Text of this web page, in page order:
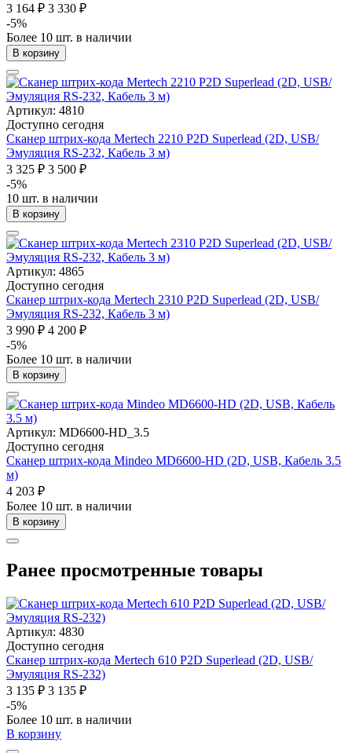
3 164 ₽ 3 330 ₽
-5%
Более 10 шт. в наличии
В корзину
Артикул: 4810
Доступно сегодня
Сканер штрих-кода Mertech 2210 P2D Superlead (2D, USB/
Эмуляция RS-232, Кабель 3 м)
3 325 ₽ 3 500 ₽
-5%
10 шт. в наличии
В корзину
Артикул: 4865
Доступно сегодня
Сканер штрих-кода Mertech 2310 P2D Superlead (2D, USB/
Эмуляция RS-232, Кабель 3 м)
3 990 ₽ 4 200 ₽
-5%
Более 10 шт. в наличии
В корзину
Артикул: MD6600-HD_3.5
Доступно сегодня
Сканер штрих-кода Mindeo MD6600-HD (2D, USB, Кабель 3.5
м)
4 203 ₽
Более 10 шт. в наличии
В корзину
Ранее просмотренные товары
Артикул: 4830
Доступно сегодня
Сканер штрих-кода Mertech 610 P2D Superlead (2D, USB/
Эмуляция RS-232)
3 135 ₽ 3 135 ₽
-5%
Более 10 шт. в наличии
В корзину